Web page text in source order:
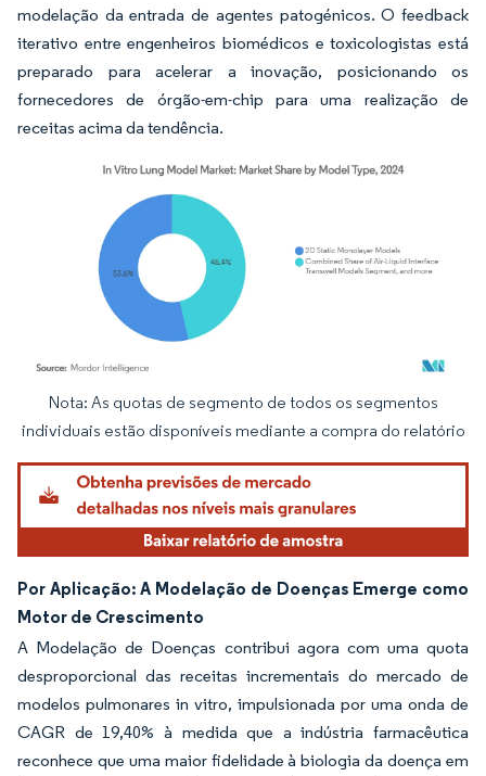
modelação da entrada de agentes patogénicos. O feedback
iterativo entre engenheiros biomédicos e toxicologistas está
preparado para acelerar a inovação, posicionando os
fornecedores de órgão-em-chip para uma realização de
receitas acima da tendência.
Imagem © Mordor Intelligence. O reuso requer atribuição conforme CC BY 4.0.
Nota: As quotas de segmento de todos os segmentos
individuais estão disponíveis mediante a compra do relatório
Por Aplicação: A Modelação de Doenças Emerge como
Motor de Crescimento
A Modelação de Doenças contribui agora com uma quota
desproporcional das receitas incrementais do mercado de
modelos pulmonares in vitro, impulsionada por uma onda de
CAGR de 19,40% à medida que a indústria farmacêutica
reconhece que uma maior fidelidade à biologia da doença em